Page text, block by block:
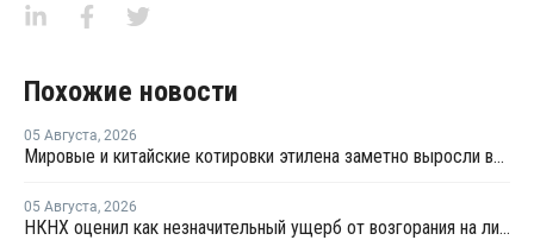
Похожие новости
05 Августа, 2026
Мировые и китайские котировки этилена заметно выросли во второй половине июля
05 Августа, 2026
НКНХ оценил как незначительный ущерб от возгорания на линии полистирола